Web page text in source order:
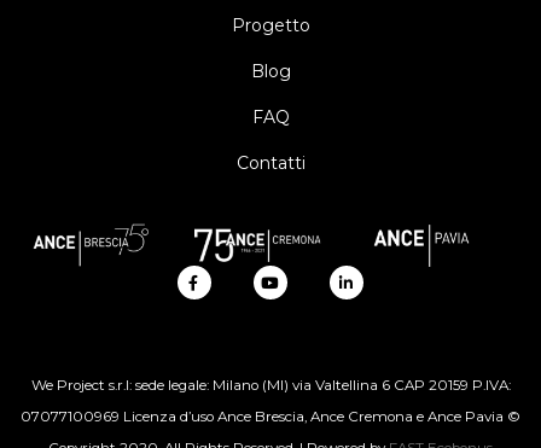
Progetto
Blog
FAQ
Contatti
We Project s.r.l: sede legale: Milano (MI) via Valtellina 6 CAP 20159 P.IVA:
07077100969 Licenza d’uso Ance Brescia, Ance Cremona e Ance Pavia ©